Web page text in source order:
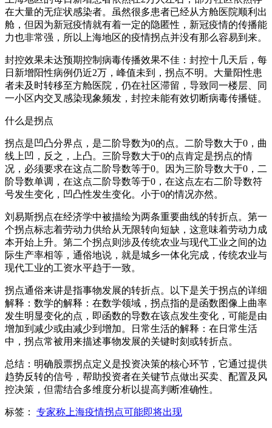
在大量的无症状感染者。虽然很多患者已经从方舱医院顺利出
舱，但因为新冠疫情就有着一定的隐匿性，新冠疫情的传播能
力也非常强，所以上海地区的疫情拐点并没有那么容易到来。
封控效果未达预期控制病毒传播效果不佳：封控十几天后，每
日新增阳性病例仍近2万，峰值未到，拐点不明。大量阳性患
者未及时转移至方舱医院，仍在社区滞留，导致同一楼层、同
一小区内交叉感染现象频发，封控未能有效切断病毒传播链。
什么是拐点
拐点是凹凸分界点，是二阶导数为0的点。二阶导数大于0，曲
线上凹，反之，上凸。三阶导数大于0的点肯定是拐点的情
况，必须要求在这点二阶导数等于0。因为三阶导数大于0，二
阶导数单调，在这点二阶导数等于0，在这点左右二阶导数符
号发生变化，凹凸性发生变化。小于0的情况亦然。
刘易斯拐点在经济学中被描绘为两条重要曲线的转折点。第一
个拐点标志着劳动力供给从无限转向短缺，这意味着劳动力成
本开始上升。第二个拐点则涉及传统农业与现代工业之间的边
际生产率相等，通俗地说，就是城乡一体化完成，传统农业与
现代工业的工资水平趋于一致。
拐点通俗来讲是指事物发展的转折点。以下是关于拐点的详细
解释：数学的解释：在数学领域，拐点指的是函数图像上曲率
发生明显变化的点，即函数的导数在该点发生变化，可能是由
增加到减少或由减少到增加。日常生活的解释：在日常生活
中，拐点常被用来描述事物发展的关键时刻或转折点。
总结：明确股票拐点定义是投资决策的核心环节，它通过提供
趋势反转的信号，帮助投资者在关键节点做出买卖、配置及风
控决策，但需结合多维度分析以提高判断准确性。
标签： 专家称上海疫情拐点可能即将出现